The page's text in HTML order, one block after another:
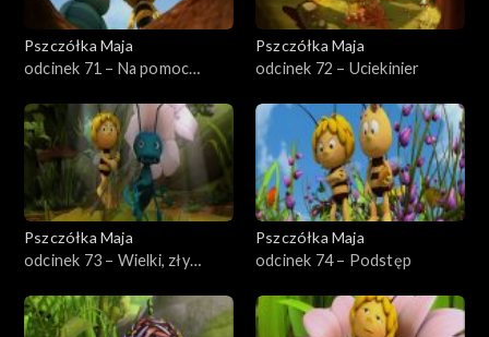
Pszczółka Maja
odcinek 71 – Na pomoc
Pszczółka Maja
odcinek 72 – Uciekinier
Pszczółka Maja
odcinek 73 – Wielki, zły
Pszczółka Maja
odcinek 74 – Podstęp